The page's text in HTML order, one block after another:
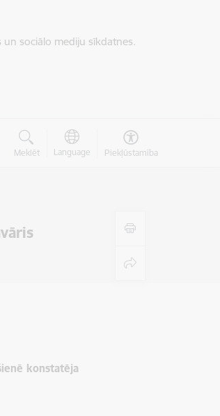
sociālo mediju sīkdatnes.
Meklēt Language Piekļūstamība
konstatēja